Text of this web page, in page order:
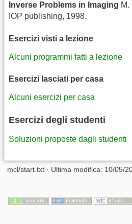
Inverse Problems in Imaging M.
IOP publishing, 1998.
Esercizi visti a lezione
Alcuni programmi fatti a lezione
Esercizi lasciati per casa
Alcuni esercizi per casa
Esercizi degli studenti
Soluzioni proposte dagli studenti
mcl/start.txt · Ultima modifica: 10/05/